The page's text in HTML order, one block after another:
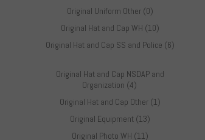
Original Uniform Other (0)
Original Hat and Cap WH (10)
Original Hat and Cap SS and Police (6)
Original Hat and Cap NSDAP and
Organization (4)
Original Hat and Cap Other (1)
Original Equipment (13)
Original Photo WH (11)